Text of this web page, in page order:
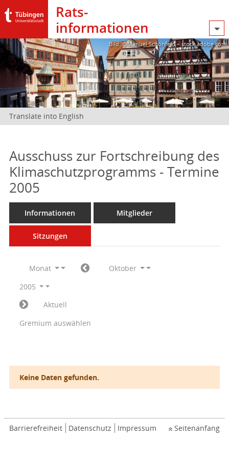
Rats­
informationen
Bild: @Manuel Schönfeld – stock.adobe.com
Translate into English
Ausschuss zur Fortschreibung des
Klimaschutzprogramms - Termine
2005
Informationen Mitglieder
Sitzungen
Monat
Oktober
2005
Aktuell
Gremium auswählen
Keine Daten gefunden.
Barrierefreiheit Datenschutz Impressum Seitenanfang